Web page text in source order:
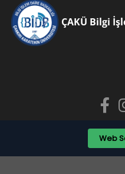
ÇAKÜ Bilgi
Web